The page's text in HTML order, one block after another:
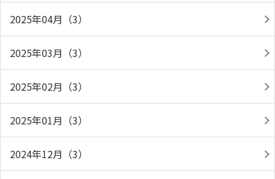
2025年04月（3）
2025年03月（3）
2025年02月（3）
2025年01月（3）
2024年12月（3）